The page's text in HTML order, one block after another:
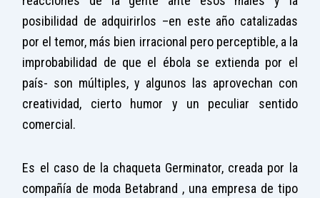
posibilidad de adquirirlos –en este año catalizadas
por el temor, más bien irracional pero perceptible, a la
improbabilidad de que el ébola se extienda por el
país- son múltiples, y algunos las aprovechan con
creatividad, cierto humor y un peculiar sentido
comercial.
Es el caso de la chaqueta Germinator, creada por la
compañía de moda Betabrand , una empresa de tipo